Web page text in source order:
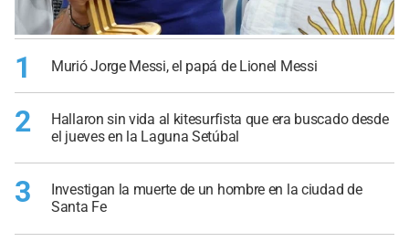
1 Murió Jorge Messi, el papá de Lionel Messi
2
Hallaron sin vida al kitesurfista que era buscado desde
el jueves en la Laguna Setúbal
3
Investigan la muerte de un hombre en la ciudad de
Santa Fe